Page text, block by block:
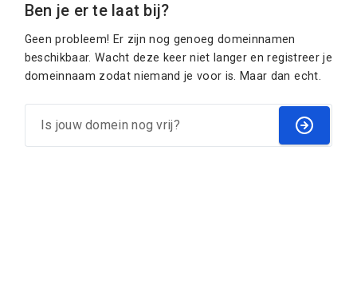
Ben je er te laat bij?
Geen probleem! Er zijn nog genoeg domeinnamen
beschikbaar. Wacht deze keer niet langer en registreer je
domeinnaam zodat niemand je voor is. Maar dan echt.